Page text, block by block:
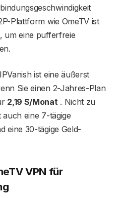
Plattform wie OmeTV ist
um eine pufferfreie
ist eine äußerst
Sie einen 2-Jahres-Plan
2,19 $/Monat. Nicht zu
auch eine 7-tägige
eine 30-tägige Geld-
VPN für